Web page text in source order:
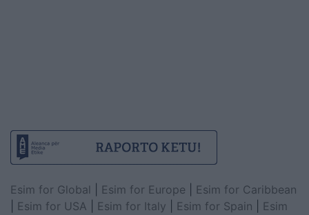
Esim for Global Esim for Europe
Esim for Caribbean
Esim for USA Esim for Italy Esim for Spain
Esim